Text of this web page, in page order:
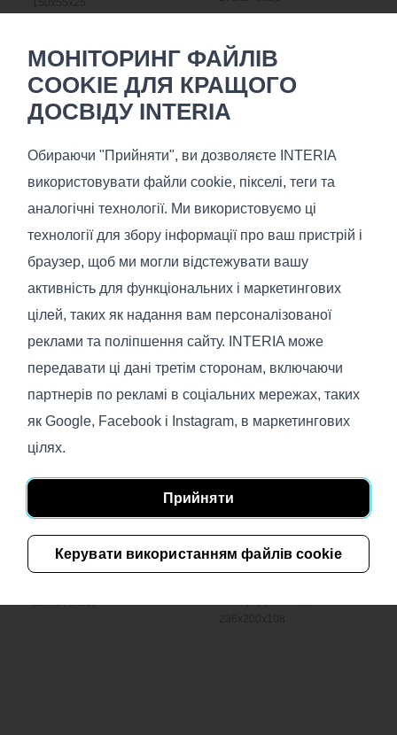
Termopur
€831
В наявності
Розмір (Дов/Гл/В), см.:
200x160x19
Вам може сподобатись
Sonia
1 606
219x176x110
Nobel Grand
Storage
€2 146
МОНІТОРИНГ ФАЙЛІВ
COOKIE ДЛЯ КРАЩОГО
ДОСВІДУ INTERIA
Обираючи "Прийняти", ви дозволяєте INTERIA
використовувати файли cookie, пікселі, теги та
аналогічні технології. Ми використовуємо ці
технології для збору інформації про ваш пристрій і
браузер, щоб ми могли відстежувати вашу
активність для функціональних і маркетингових
цілей, таких як надання вам персоналізованої
реклами та поліпшення сайту. INTERIA може
передавати ці дані третім сторонам, включаючи
партнерів по рекламі в соціальних мережах, таких
як Google, Facebook і Instagram, в маркетингових
цілях.
Прийняти
Керувати використанням файлів cookie